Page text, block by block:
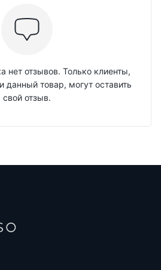
нет отзывов. Только клиенты,
данный товар, могут оставить
свой отзыв.